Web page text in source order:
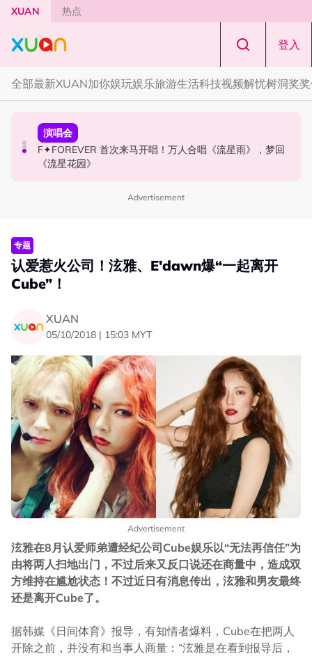
Skip to main content
XUAN 热点
登入
全部最新XUAN加你娱玩娱乐旅游生活科技视频解忧树洞奖
国际星闻
张员瑛频陷耍大牌争议！首度吐心声：真相终究会浮出水
面！
演唱会
F✦FOREVER 首次来马开唱！万人合唱《流星雨》，梦回
《流星花园》
国际星闻
CORTIS MARTIN一开口就沦陷！深情演绎JANNABI歌曲
获网友狂赞！
Advertisement
专题
认爱惹火公司！泫雅、E'dawn爆“一起离开
Cube”！
XUAN
05/10/2018 | 15:03 MYT
Advertisement
泫雅在8月认爱师弟遭经纪公司Cube娱乐以“无法再信任”为
由将两人扫地出门，不过后来又反口说还在商量中，造成双
方维持在尴尬状态！不过近日有消息传出，泫雅和男友最终
还是离开Cube了。
据韩媒《日间体育》报导，有知情者爆料，Cube在把两人
开除之前，并没有和当事人商量：“泫雅是在看到报导后，